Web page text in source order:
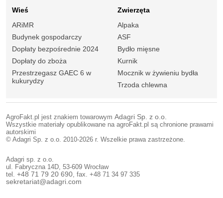
Wieś
ARiMR
Budynek gospodarczy
Dopłaty bezpośrednie 2024
Dopłaty do zboża
Przestrzegasz GAEC 6 w
kukurydzy
Zwierzęta
Alpaka
ASF
Bydło mięsne
Kurnik
Mocznik w żywieniu bydła
Trzoda chlewna
AgroFakt.pl jest znakiem towarowym Adagri Sp. z o.o.
Wszystkie materiały opublikowane na agroFakt.pl są chronione prawami
autorskimi
© Adagri Sp. z o.o. 2010-2026 r. Wszelkie prawa zastrzeżone.
Adagri sp. z o.o.
ul. Fabryczna 14D, 53-609 Wrocław
tel. +48 71 79 20 690, fax. +48 71 34 97 335
sekretariat@adagri.com